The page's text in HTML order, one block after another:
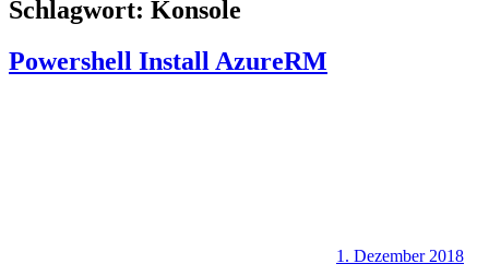
Schlagwort: Konsole
Powershell Install AzureRM
1. Dezember 2018